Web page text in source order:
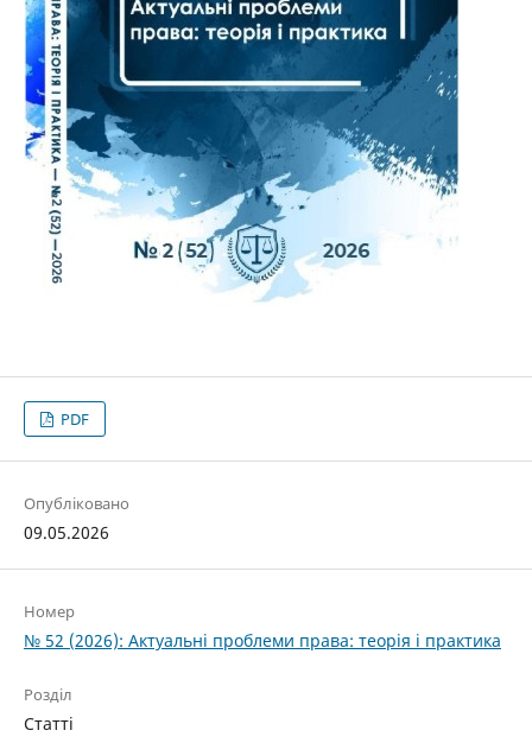
PDF
Опубліковано
09.05.2026
Номер
№ 52 (2026): Актуальні проблеми права: теорія і практика
Розділ
Статті